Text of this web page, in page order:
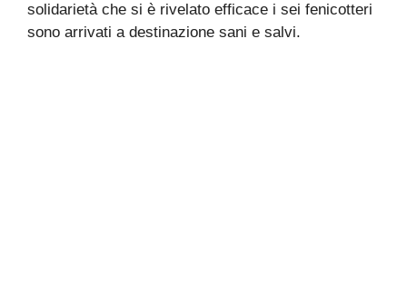
solidarietà che si è rivelato efficace i sei fenicotteri
sono arrivati a destinazione sani e salvi.